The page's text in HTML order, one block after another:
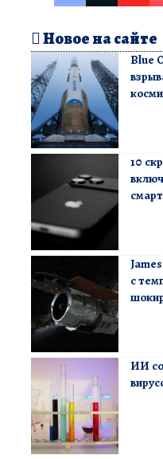
Новое на сайте
Blue
10
с
ИИ